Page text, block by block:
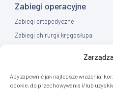
Aby zapewnić jak najlepsze wrażenia,
cookie, do przechowywania i/lub
Zabiegi operacyjne
Zabiegi ortopedyczne
Zabiegi chirurgii kręgosłupa
Flebologia